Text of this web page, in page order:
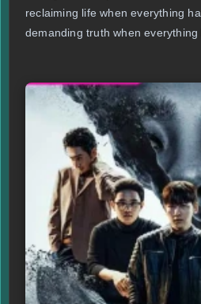
reclaiming life when everything
demanding truth when everything